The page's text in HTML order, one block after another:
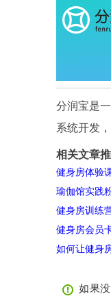
分润宝是
系统开发
相关文章推
健身房体验
瑜伽馆实践
健身房训练
健身房会员
如何让健身
如果